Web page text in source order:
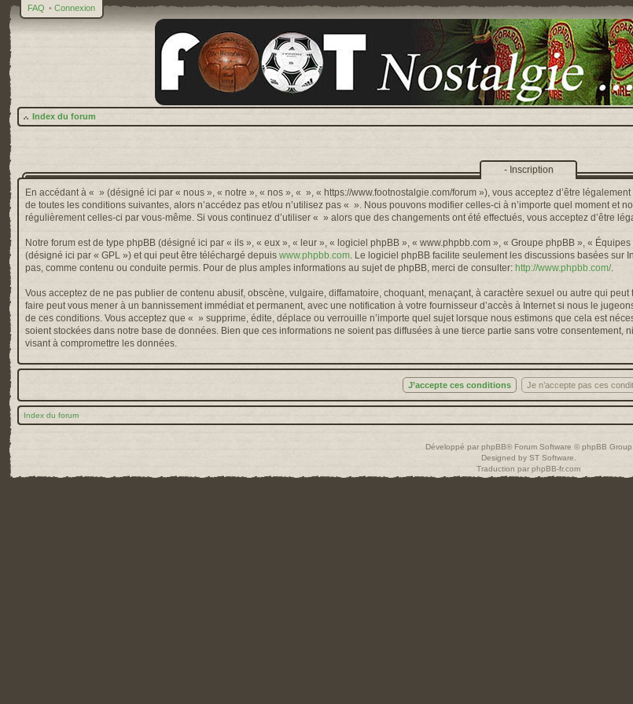
FAQ • Connexion
Index du forum
- Inscription
En accédant à « » (désigné ici par « nous », « notre », « nos », « », « https://www.footnostalgie.com/forum »), vous acceptez d’être
de toutes les conditions suivantes, alors n’accédez pas et/ou n’utilisez pas « ». Nous pouvons modifier celles-ci à n’importe quel moment et
régulièrement celles-ci par vous-même. Si vous continuez d’utiliser « » alors que des changements ont été effectués, vous acceptez d’être
Notre forum est de type phpBB (désigné ici par « ils », « eux », « leur », « logiciel phpBB », « www.phpbb.com », « Groupe phpBB », «
(désigné ici par « GPL ») et qui peut être téléchargé depuis www.phpbb.com . Le logiciel phpBB facilite seulement les discussions basées sur
pas, comme contenu ou conduite permis. Pour de plus amples informations au sujet de phpBB, merci de consulter: http://www.phpbb.com/.
Vous acceptez de ne pas publier de contenu abusif, obscène, vulgaire, diffamatoire, choquant, menaçant, à caractère sexuel ou autre qui
faire peut vous mener à un bannissement immédiat et permanent, avec une notification à votre fournisseur d’accès à Internet si nous le
de ces conditions. Vous acceptez que « » supprime, édite, déplace ou verrouille n’importe quel sujet lorsque nous estimons que cela est
soient stockées dans notre base de données. Bien que ces informations ne soient pas diffusées à une tierce partie sans votre
visant à compromettre les données.
Index du forum
Développé parphpBB® Forum Software © phpBB Group
Designed by ST Software
Traduction par phpBB-fr.com